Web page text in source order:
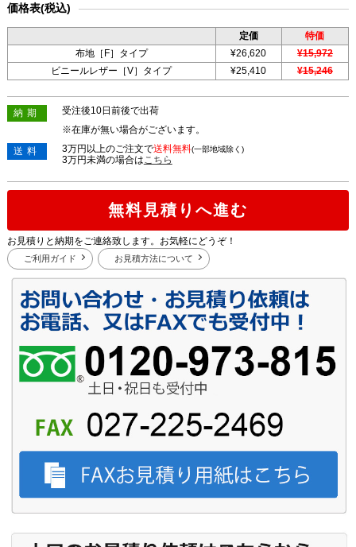
価格表(税込)
定価
特価
布地［F］タイプ
¥26,620
¥15,972
ビニールレザー［V］タイプ
¥25,410 ¥15,246
納期
受注後10日前後で出荷
※在庫が無い場合がございます。
送料
3万円以上のご注文で送料無料(一部地域除く)
3万円未満の場合は こちら
無料見積りへ進む
お見積りと納期をご連絡致します。お気軽にどうぞ！
ご利用ガイド お見積方法について